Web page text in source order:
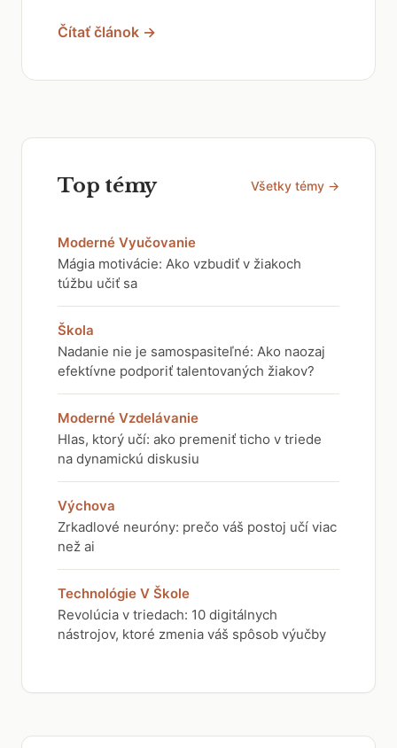
Čítať článok →
Top témy Všetky témy →
Moderné Vyučovanie
Mágia motivácie: Ako vzbudiť v žiakoch
túžbu učiť sa
Škola
Nadanie nie je samospasiteľné: Ako naozaj
efektívne podporiť talentovaných žiakov?
Moderné Vzdelávanie
Hlas, ktorý učí: ako premeniť ticho v triede
na dynamickú diskusiu
Výchova
Zrkadlové neuróny: prečo váš postoj učí viac
než ai
Technológie V Škole
Revolúcia v triedach: 10 digitálnych
nástrojov, ktoré zmenia váš spôsob výučby